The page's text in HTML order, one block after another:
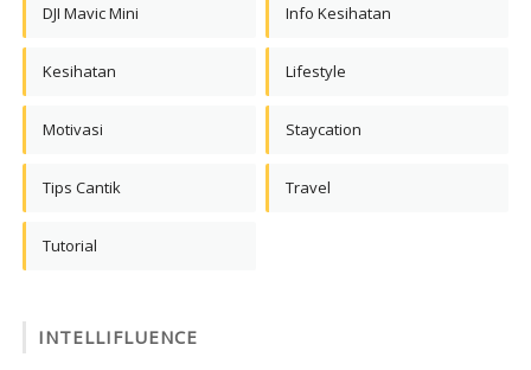
DJI Mavic Mini Info Kesihatan
Kesihatan Lifestyle
Motivasi Staycation
Tips Cantik Travel
Tutorial
INTELLIFLUENCE